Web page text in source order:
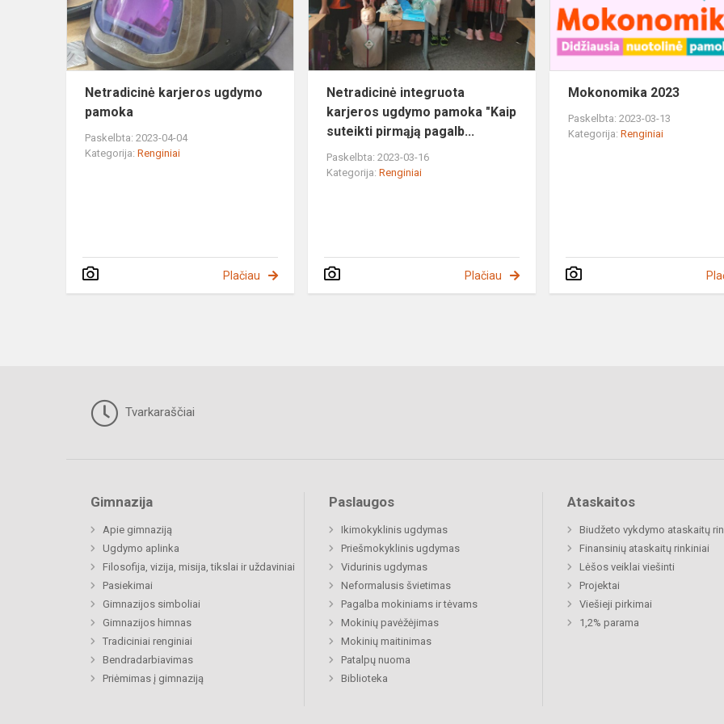
Netradicinė karjeros ugdymo
pamoka
Paskelbta: 2023-04-04
Kategorija: Renginiai
Plačiau
pamoka
"Kaip
suteikt...
Netradicinė integruota
karjeros ugdymo pamoka "Kaip
suteikti pirmąją pagalb...
Paskelbta: 2023-03-16
Kategorija:Renginiai
Plačiau
Mokonomika 2023
Paskelbta: 2023-03-13
Kategorija:Renginiai
Tvarkaraščiai
Gimnazija
Apie gimnaziją
Ugdymo aplinka
Filosofija, vizija, misija, tikslai ir uždaviniai
Pasiekimai
Gimnazijos simboliai
Gimnazijos himnas
Tradiciniai renginiai
Bendradarbiavimas
Priėmimas į gimnaziją
Paslaugos
Ikimokyklinis ugdymas
Priešmokyklinis ugdymas
Vidurinis ugdymas
Neformalusis švietimas
Pagalba mokiniams ir tėvams
Mokinių pavėžėjimas
Mokinių maitinimas
Patalpų nuoma
Biblioteka
Ataskaitos
Biudžeto vykdymo ataskaitų
Finansinių ataskaitų rinkiniai
Lėšos veiklai viešinti
Projektai
Viešieji pirkimai
1,2% parama